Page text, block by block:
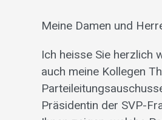
Meine Damen und
Ich heisse Sie herzlich
auch meine Kollegen
Präsidentin der SVP-